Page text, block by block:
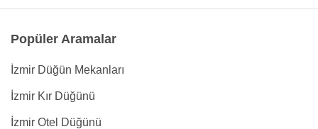
Popüler Aramalar
İzmir Düğün Mekanları
İzmir Kır Düğünü
İzmir Otel Düğünü